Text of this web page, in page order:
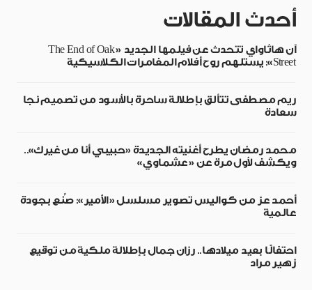
أحدث المقالات
آن هاثاواي تتحدث عن فيلمها الجديد «The End of Oak
Street»: يستلهم روح أفلام المغامرات الكلاسيكية
ريم مصطفى تتألق بإطلالة ساحرة بالأسود من تصميم نجا
سعادة
محمد رمضان يطرح أغنيته الجديدة «حبيبي أنا من غيرك»..
ويكشف لأول مرة عن «عشماوي»
أحمد عز من كواليس تصوير مسلسل «الأمير»: صُنع بجودة
عالمية
احتفالًا بعيد ميلادها.. رزان جمال بإطلالة ملكية من توقيع
زهير مراد